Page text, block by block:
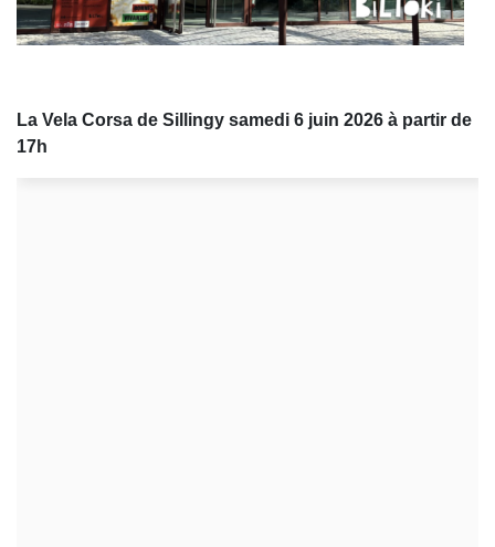
La Vela Corsa de Sillingy samedi 6 juin 2026 à partir de
17h